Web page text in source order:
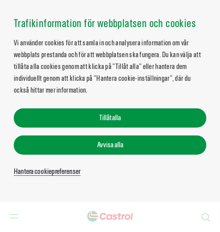
Trafikinformation för webbplatsen och cookies
Vi använder cookies för att samla in och analysera information om vår
webbplats prestanda och för att webbplatsen ska fungera. Du kan välja att
tillåta alla cookies genom att klicka på ”Tillåt alla” eller hantera dem
individuellt genom att klicka på ”Hantera cookie-inställningar”, där du
också hittar mer information.
Tillåt alla
Avvisa alla
Hantera cookiepreferenser